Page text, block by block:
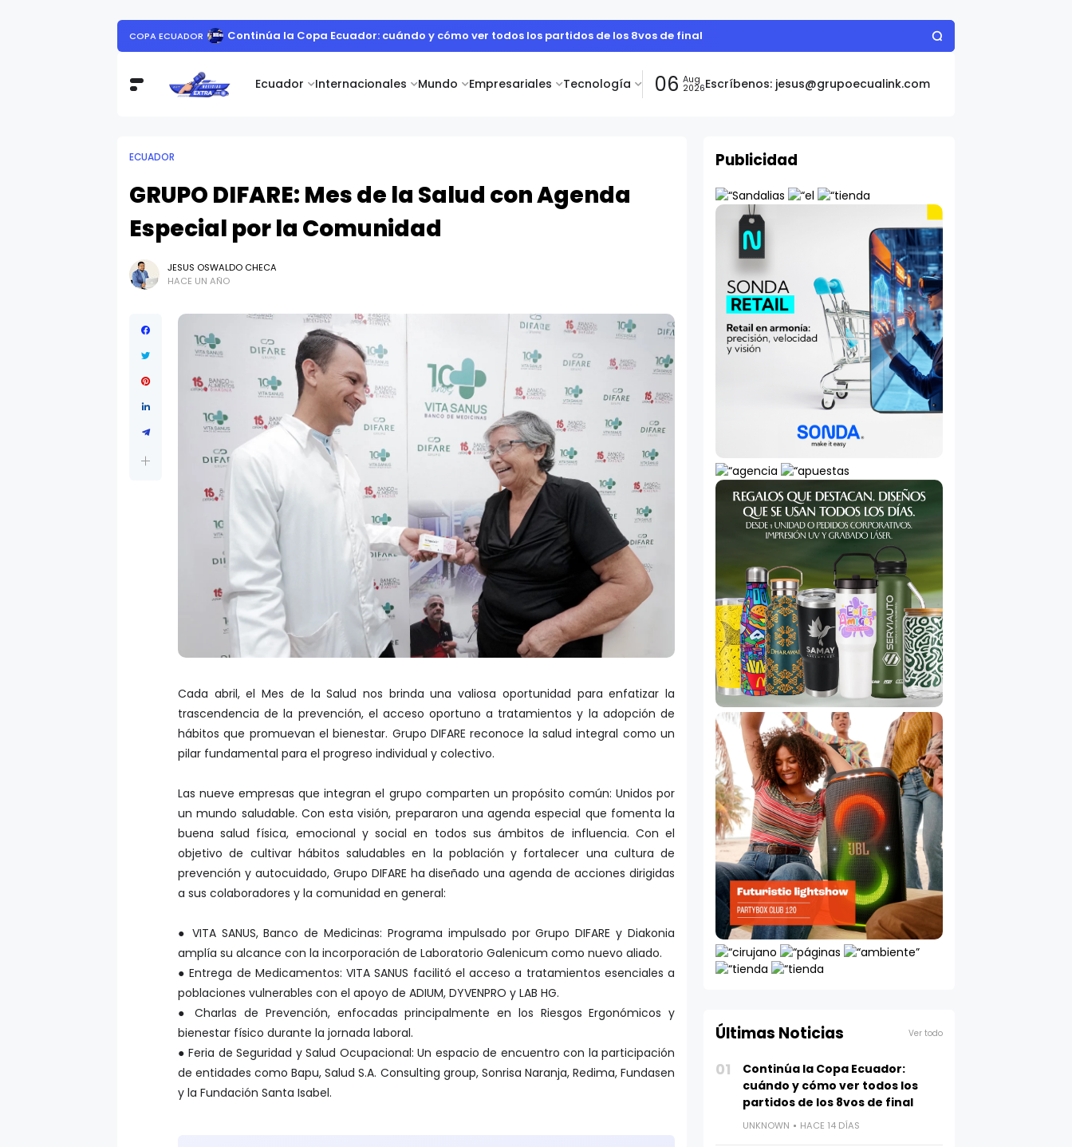
Ecuador Internacionales Mundo Empresariales Tecnología 06 Aug
2026Escríbenos: jesus@grupoecualink.com
DÍA MUNDIAL DE LA HEPATITIS: Día Mundial de la Hepatitis: el diagnóstico temprano salva vidas y protege la salud del hígado
ECUADOR
GRUPO DIFARE: Mes de la Salud con Agenda
Especial por la Comunidad
JESUS OSWALDO CHECA
HACE UN AÑO
Cada abril, el Mes de la Salud nos brinda una valiosa oportunidad para enfatizar la
trascendencia de la prevención, el acceso oportuno a tratamientos y la adopción de
hábitos que promuevan el bienestar. Grupo DIFARE reconoce la salud integral como un
pilar fundamental para el progreso individual y colectivo.
Las nueve empresas que integran el grupo comparten un propósito común: Unidos por
un mundo saludable. Con esta visión, prepararon una agenda especial que fomenta la
buena salud física, emocional y social en todos sus ámbitos de influencia. Con el
objetivo de cultivar hábitos saludables en la población y fortalecer una cultura de
prevención y autocuidado, Grupo DIFARE ha diseñado una agenda de acciones dirigidas
a sus colaboradores y la comunidad en general:
● VITA SANUS, Banco de Medicinas: Programa impulsado por Grupo DIFARE y Diakonia
amplía su alcance con la incorporación de Laboratorio Galenicum como nuevo aliado.
● Entrega de Medicamentos: VITA SANUS facilitó el acceso a tratamientos esenciales a
poblaciones vulnerables con el apoyo de ADIUM, DYVENPRO y LAB HG.
● Charlas de Prevención, enfocadas principalmente en los Riesgos Ergonómicos y
bienestar físico durante la jornada laboral.
● Feria de Seguridad y Salud Ocupacional: Un espacio de encuentro con la participación
de entidades como Bapu, Salud S.A. Consulting group, Sonrisa Naranja, Redima, Fundasen
y la Fundación Santa Isabel.
Publicidad
Últimas Noticias Ver todo
01
Continúa la Copa Ecuador:
cuándo y cómo ver todos los
partidos de los 8vos de final
UNKNOWN HACE 14 DÍAS